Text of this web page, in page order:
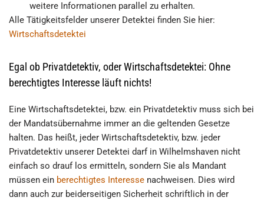
weitere Informationen parallel zu erhalten.
Alle Tätigkeitsfelder unserer Detektei finden Sie hier:
Wirtschaftsdetektei
Egal ob Privatdetektiv, oder Wirtschaftsdetektei: Ohne
berechtigtes Interesse läuft nichts!
Eine Wirtschaftsdetektei, bzw. ein Privatdetektiv muss sich bei
der Mandatsübernahme immer an die geltenden Gesetze
halten. Das heißt, jeder Wirtschaftsdetektiv, bzw. jeder
Privatdetektiv unserer Detektei darf in Wilhelmshaven nicht
einfach so drauf los ermitteln, sondern Sie als Mandant
müssen ein berechtigtes Interesse nachweisen. Dies wird
dann auch zur beiderseitigen Sicherheit schriftlich in der